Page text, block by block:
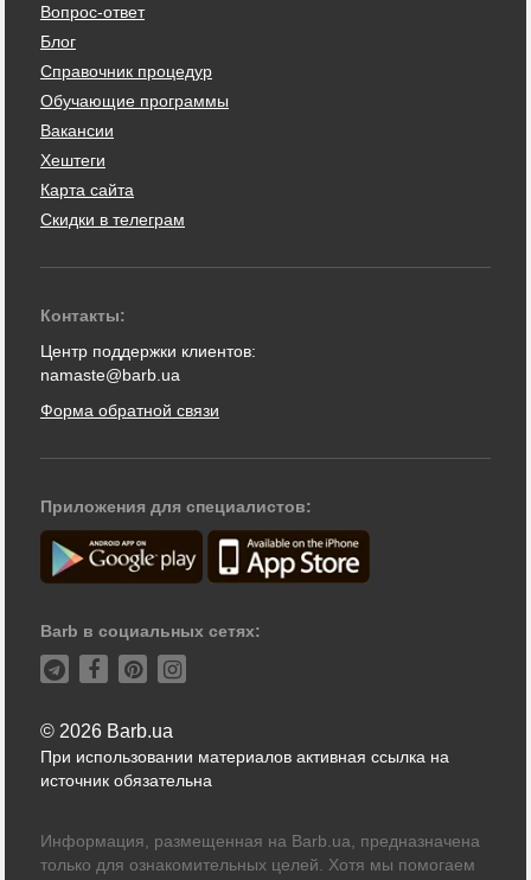
Вопрос-ответ
Блог
Справочник процедур
Обучающие программы
Вакансии
Хештеги
Карта сайта
Скидки в телеграм
Контакты:
Центр поддержки клиентов:
namaste@barb.ua
Форма обратной связи
Приложения для специалистов:
Barb в социальных сетях:
© 2026 Barb.ua
При использовании материалов активная ссылка на
источник обязательна
Информация, размещенная на Barb.ua, предназначена
только для ознакомительных целей. Хотя мы помогаем